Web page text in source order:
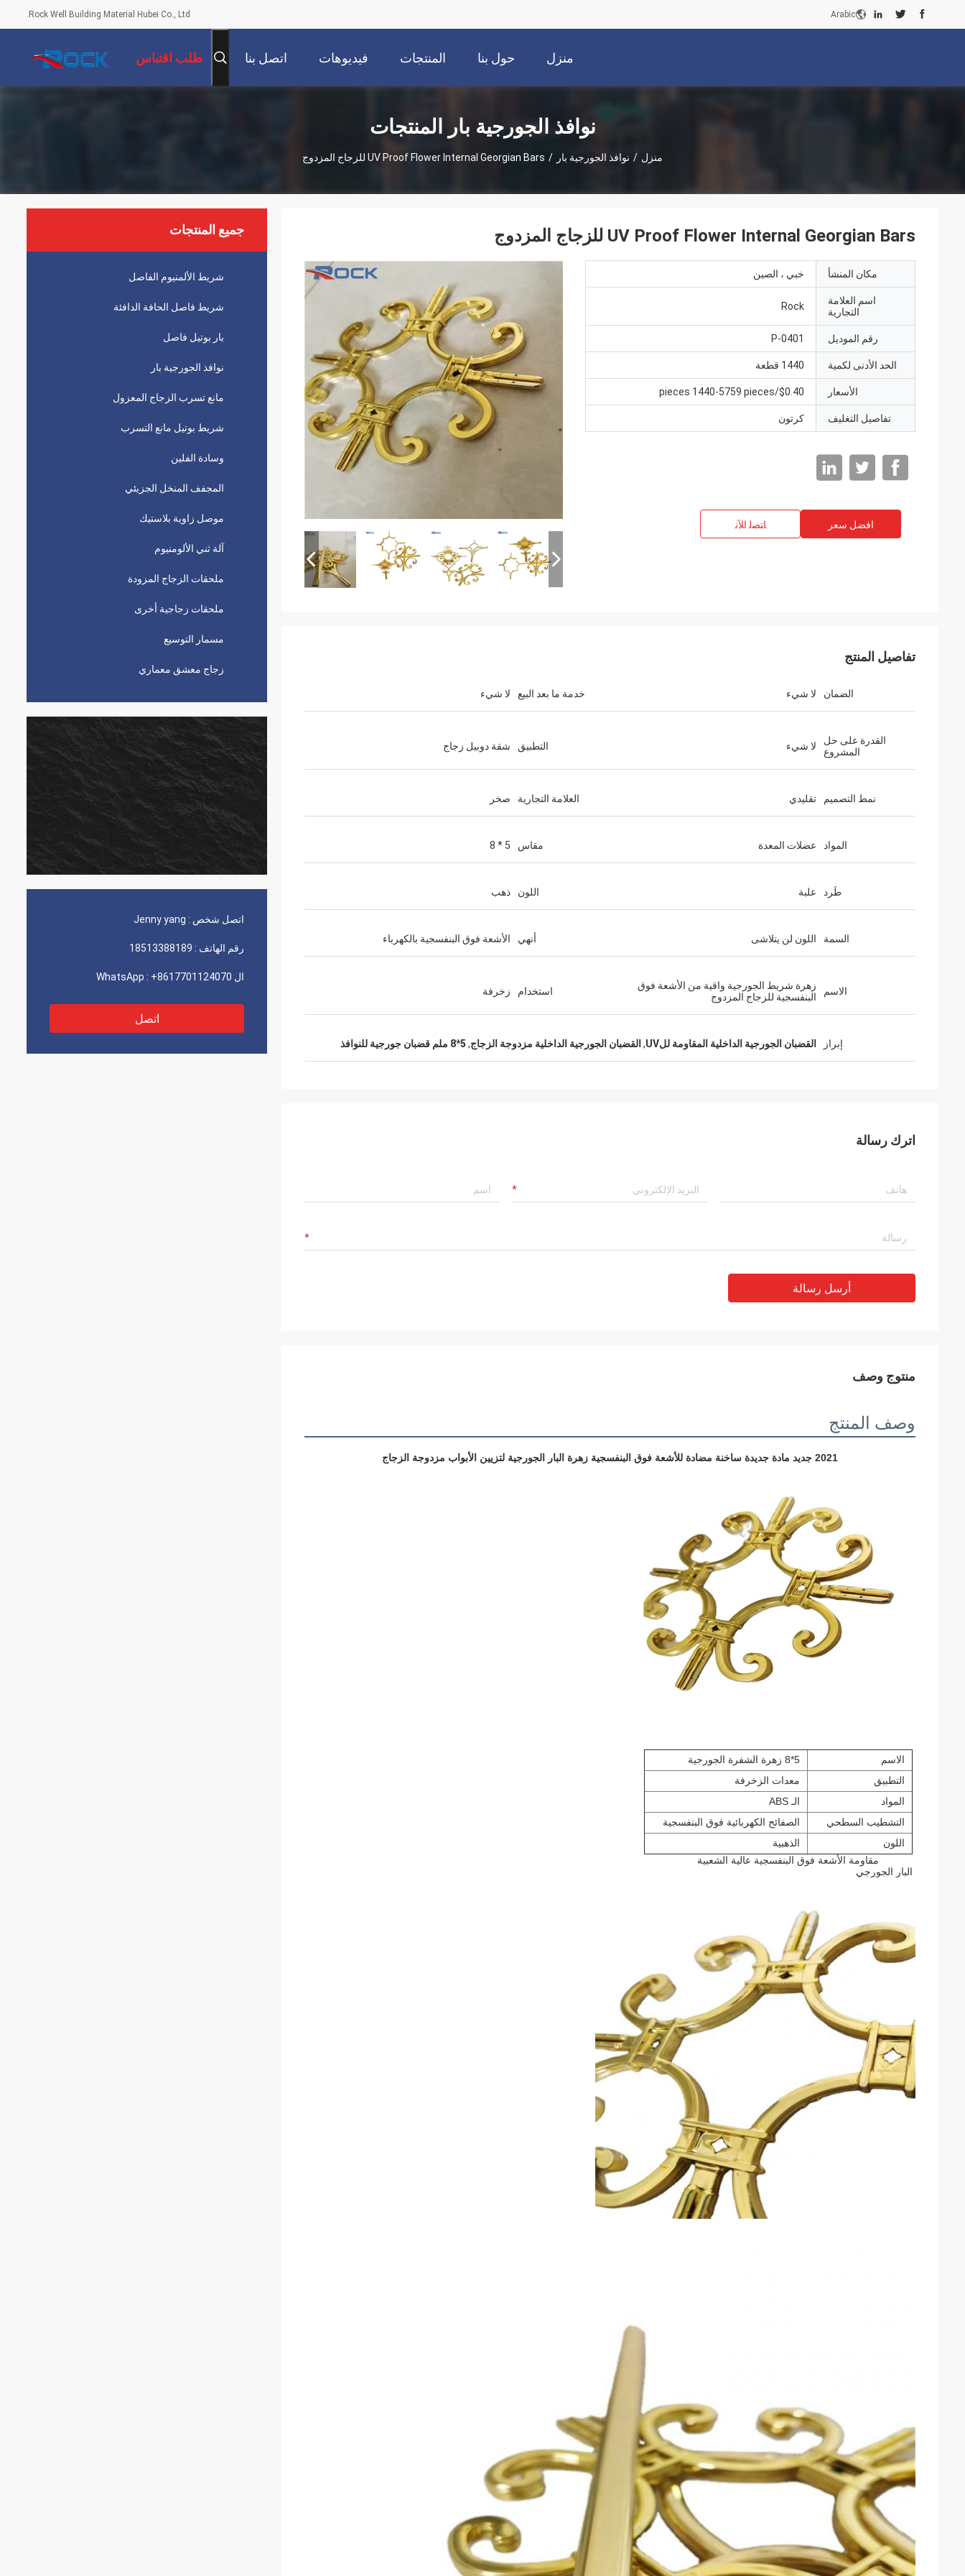
Rock Well Building Material Hubei Co., Ltd. Arabic
منزل حول بنا المنتجات فيديوهات اتصل بنا طلب اقتباس
نوافذ الجورجية بار المنتجات
منزل / نوافذ الجورجية بار / UV Proof Flower Internal Georgian Bars للزجاج المزدوج
جميع المنتجات
شريط الألمنيوم الفاصل
شريط فاصل الحافة الدافئة
بار بوتيل فاصل
نوافذ الجورجية بار
مانع تسرب الزجاج المعزول
شريط بوتيل مانع التسرب
وسادة الفلين
المجفف المنخل الجزيئي
موصل زاوية بلاستيك
آلة ثني الألومنيوم
ملحقات الزجاج المزودة
ملحقات زجاجية أخرى
مسمار التوسيع
زجاج معشق معماري
اتصل شخص : Jenny yang
رقم الهاتف : 18513388189
ال WhatsApp : +8617701124070
اتصل
UV Proof Flower Internal Georgian Bars للزجاج المزدوج
مكان المنشأ خبي ، الصين
اسم العلامة
التجارية
Rock
رقم الموديل P-0401
الحد الأدنى لكمية 1440 قطعة
الأسعار $0.40/pieces 1440-5759 pieces
تفاصيل التغليف كرتون
افضل سعر ﺎﺘﺼﻟ ﺍﻶﻧ
تفاصيل المنتج
الضمان لا شيء خدمة ما بعد البيع لا شيء
القدرة على حل
المشروع
لا شيء التطبيق شقة دوبيل زجاج
نمط التصميم تقليدي العلامة التجارية صخر
المواد عضلات المعدة مقاس 5 * 8
طَرد علبة اللون ذهب
السمة اللون لن يتلاشى أنهي الأشعة فوق البنفسجية بالكهرباء
الاسم
زهرة شريط الجورجية واقية من الأشعة فوق
البنفسجية للزجاج المزدوج
استخدام زخرفة
إبراز القضبان الجورجية الداخلية المقاومة للUV , القضبان الجورجية الداخلية مزدوجة الزجاج, 5*8 ملم قضبان جورجية للنوافذ
اترك رسالة
أرسل رسالة
منتوج وصف
وصف المنتج
2021 جديد مادة جديدة ساخنة مضادة للأشعة فوق البنفسجية زهرة البار الجورجية لتزيين الأبواب مزدوجة الزجاج
الاسم
5*8 زهرة الشفرة الجورجية
التطبيق
معدات الزخرفة
المواد
الـ ABS
التشطيب السطحي
الصفائح الكهربائية فوق البنفسجية
اللون
الذهبية
مقاومة الأشعة فوق البنفسجية عالية الشعبية
البار الجورجي